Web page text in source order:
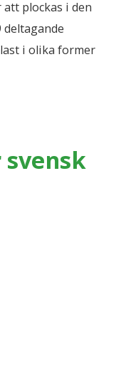
plockas i den
i olika former